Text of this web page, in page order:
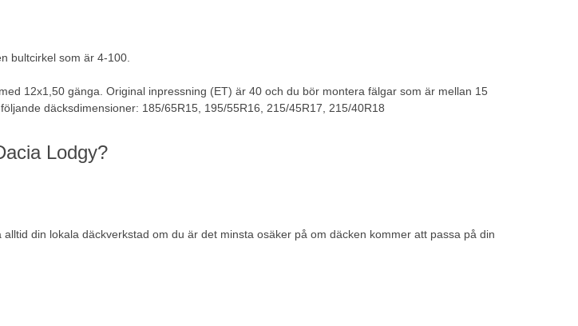
bultcirkel som är 4-100.
12x1,50 gänga. Original inpressning (ET) är 40 och du bör montera fälgar som är mellan 15
däcksdimensioner: 185/65R15, 195/55R16, 215/45R17, 215/40R18
Lodgy?
din lokala däckverkstad om du är det minsta osäker på om däcken kommer att passa på din